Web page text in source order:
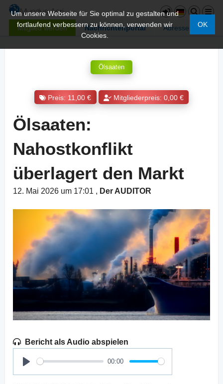
Mitglied werden Nachrichtenportal Adressen
Um unsere Webseite für Sie optimal zu gestalten und
fortlaufend verbessern zu können, verwenden wir
Cookies.
OK
Ölsaaten
Preis: 11,00 € Mitgliederpreis: 0,00 €
Ölsaaten:
Nahostkonflikt
überlagert den Markt
12. Mai 2026 um 17:01 , Der AUDITOR
Bericht als Audio abspielen
Play
00:00